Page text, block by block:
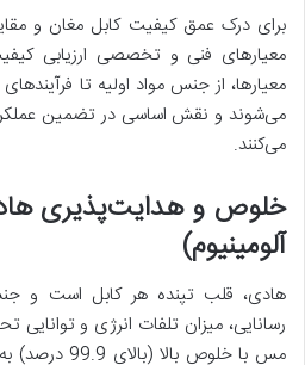
برای درک عمق کیفیت کابل مغان و
معیارهای فنی و تخصصی ارزیابی
معیارها، از جنس مواد اولیه تا
می‌شوند و نقش اساسی در تضمین عملکرد
می‌کنند.
خلوص و هدایت‌پذیری
آلومینیوم)
هادی، قلب تپنده هر کابل است و
رسانایی، میزان تلفات انرژی و توانایی
مس با خلوص